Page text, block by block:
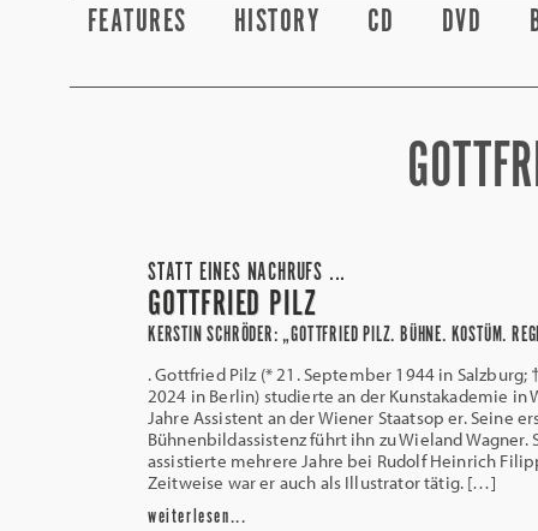
FEATURES HISTORY CD DVD
STATT EINES NACHRUFS ...
GOTTFRIED PILZ
KERSTIN SCHRÖDER: „GOTTFRIED PILZ. BÜHNE. KOSTÜM.
. Gottfried Pilz (* 21. September 1944 in Salzburg;
2024 in Berlin) studierte an der Kunstakademie in
Jahre Assistent an der Wiener Staats­­op er. Seine
Bühnenbildassistenz führt ihn zu Wieland Wagner.
assi­stierte mehrere Jahre bei Rudolf Heinrich
Zeitweise war er auch als Illustrator tätig. […]
weiterlesen...